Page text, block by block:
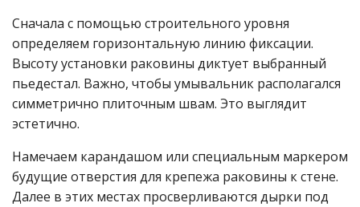
Сначала с помощью строительного уровня
определяем горизонтальную линию фиксации.
Высоту установки раковины диктует выбранный
пьедестал. Важно, чтобы умывальник располагался
симметрично плиточным швам. Это выглядит
эстетично.
Намечаем карандашом или специальным маркером
будущие отверстия для крепежа раковины к стене.
Далее в этих местах просверливаются дырки под